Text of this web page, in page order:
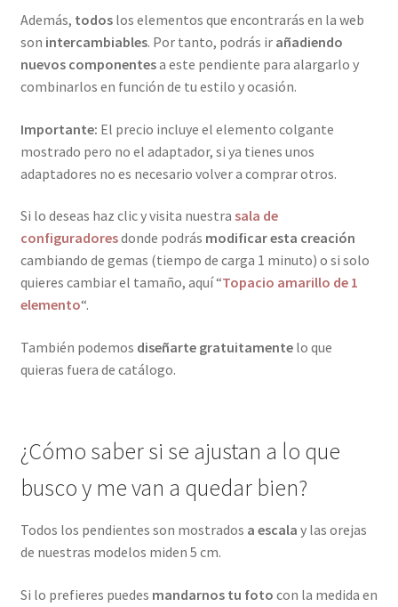
Además, todoslos elementos que encontrarás en la web
son intercambiables. Por tanto, podrás ir añadiendo
nuevos componentesa este pendiente para alargarlo y
combinarlos en función de tu estilo y ocasión.
Importante: El precio incluye el elemento colgante
mostrado pero no el adaptador, si ya tienes unos
adaptadores no es necesario volver a comprar otros.
Si lo deseas haz clic y visita nuestra sala de
configuradoresdonde podrás modificar esta creación
cambiando de gemas (tiempo de carga 1 minuto) o si solo
quieres cambiar el tamaño, aquí “Topacio amarillo de 1
elemento“.
También podemos diseñarte gratuitamentelo que
quieras fuera de catálogo.
¿Cómo saber si se ajustan a lo que
busco y me van a quedar bien?
Todos los pendientes son mostrados a escala y las orejas
de nuestras modelos miden 5 cm.
Si lo prefieres puedes mandarnos tu foto con la medida en